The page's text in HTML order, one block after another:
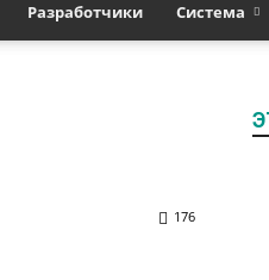
Разработчики Система
176